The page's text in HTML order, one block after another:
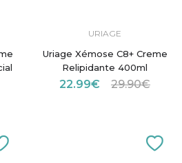
URIAGE
Uriage Xémose C8+ Creme
Relipidante 400ml
22.99€ 29.90€